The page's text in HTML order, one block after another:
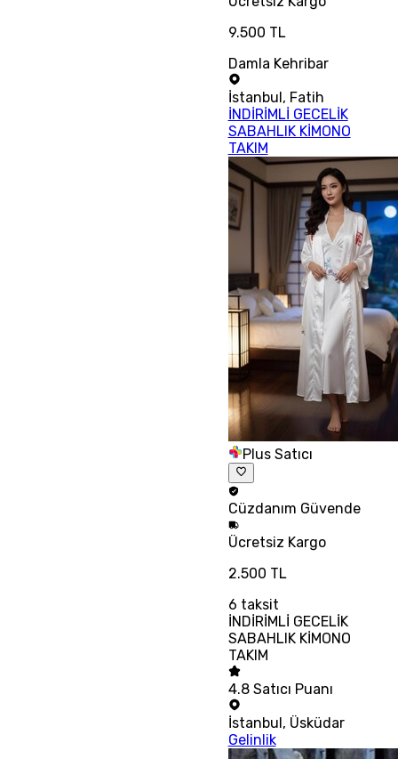
9.500 TL
Damla Kehribar
İstanbul , Fatih
İNDİRİMLİ GECELİK
SABAHLIK KİMONO
TAKIM
Plus Satıcı
Cüzdanım Güvende
Ücretsiz Kargo
2.500 TL
6 taksit
İNDİRİMLİ GECELİK
SABAHLIK KİMONO
TAKIM
4.8 Satıcı Puanı
İstanbul, Üsküdar
Gelinlik